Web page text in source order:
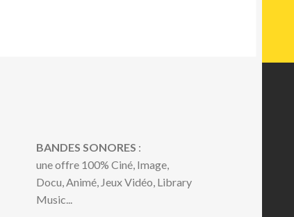
BANDES SONORES :
une offre 100% Ciné, Image,
Docu, Animé, Jeux Vidéo, Library
Music...